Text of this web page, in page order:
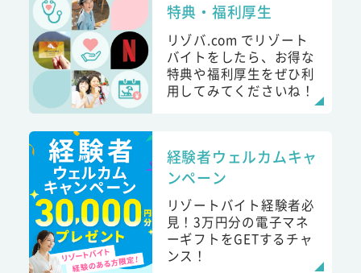
特典・福利厚生
リゾバ.com でリゾート
バイトをしたら、お得な
特典や福利厚生をぜひ利
用してみてくださいね！
経験者ウェルカムキャ
ンペーン
リゾートバイト経験者必
見！3万円分の電子マネ
ーギフトをGETするチャ
ンス！